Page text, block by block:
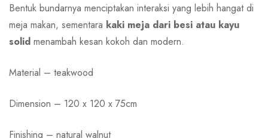
Bentuk bundarnya menciptakan interaksi yang lebih hangat di
meja makan, sementara kaki meja dari besi atau kayu
solid menambah kesan kokoh dan modern.
Material – teakwood
Dimension – 120 x 120 x 75cm
Finishing – natural walnut